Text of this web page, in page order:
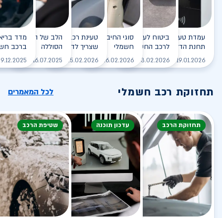
עמדת טעינה - הסוף של
תחנת הדלק?
19.01.2026 לקריאה
ביטוח לעמדת טעינה ביתית
לרכב החשמלי
03.02.2026 לקריאה
סוגי החיבורים לטעינת רכב
חשמלי
26.02.2026 לקריאה
טעינת רכב חשמלי - כל מה
שצריך לדעת
25.02.2026 לקריאה
הלב של הרכב
הסוללה
16.07.2025
ברכב
תחזוקת רכב חשמלי לכל המאמרים
תחזוקת הרכב עדכון תוכנה שטיפת הרכב